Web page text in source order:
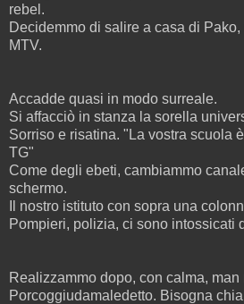
rebel.
Decidemmo di salire a casa di
MTV.
Accadde quasi in modo surreale.
Si affacciò in stanza la sorella
Sorriso e risatina. "La vostra scuola
TG"
Come degli ebeti, cambiammo
schermo.
Il nostro istituto con sopra una
Pompieri, polizia, ci sono intossicati
Realizzammo dopo, con calma, man
Porcoggiudamaledetto. Bisogna